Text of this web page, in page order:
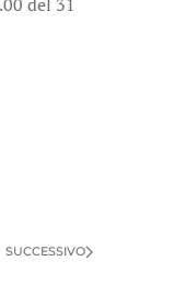
SUCCESSIVO